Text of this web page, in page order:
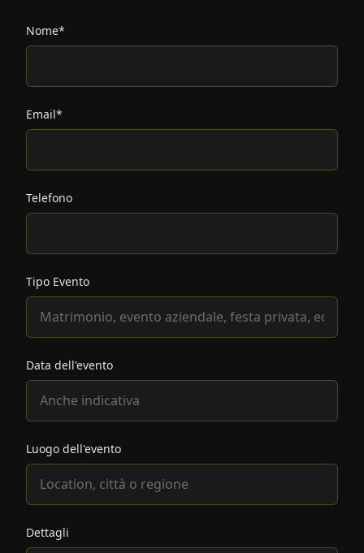
Nome*
Email*
Telefono
Tipo Evento
Data dell'evento
Luogo dell'evento
Dettagli